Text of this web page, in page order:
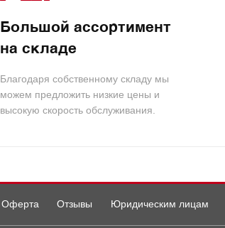
Большой ассортимент
на складе
Благодаря собственному складу мы
можем предложить низкие цены и
высокую скорость обслуживания.
Оферта Отзывы Юридическим лицам